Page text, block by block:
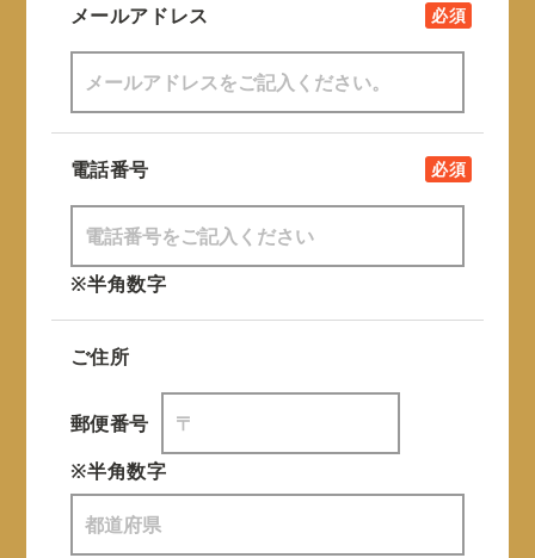
メールアドレス 必須
電話番号 必須
※半角数字
ご住所
郵便番号
※半角数字